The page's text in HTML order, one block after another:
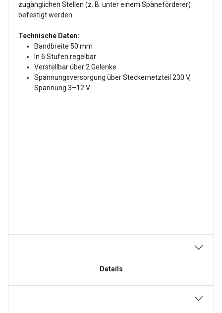
zugänglichen Stellen (z. B. unter einem Späneförderer)
befestigt werden.
Technische Daten:
Bandbreite 50 mm
In 6 Stufen regelbar
Verstellbar über 2 Gelenke
Spannungsversorgung über Steckernetzteil 230 V,
Spannung 3–12 V
Details